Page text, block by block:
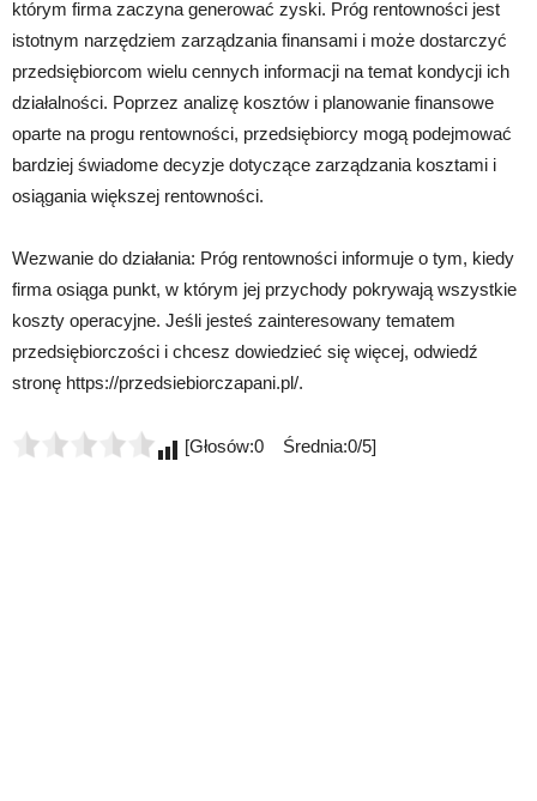
którym firma zaczyna generować zyski. Próg rentowności jest
istotnym narzędziem zarządzania finansami i może dostarczyć
przedsiębiorcom wielu cennych informacji na temat kondycji ich
działalności. Poprzez analizę kosztów i planowanie finansowe
oparte na progu rentowności, przedsiębiorcy mogą podejmować
bardziej świadome decyzje dotyczące zarządzania kosztami i
osiągania większej rentowności.
Wezwanie do działania: Próg rentowności informuje o tym, kiedy
firma osiąga punkt, w którym jej przychody pokrywają wszystkie
koszty operacyjne. Jeśli jesteś zainteresowany tematem
przedsiębiorczości i chcesz dowiedzieć się więcej, odwiedź
stronę https://przedsiebiorczapani.pl/.
[Głosów:0 Średnia:0/5]